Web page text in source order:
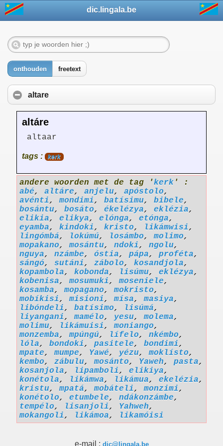
dic.lingala.be
onthouden freetext
altare
altáre
altaar
tags : kerk
andere woorden met de tag 'kerk ' :
abé, altáre, anjelu, apóstolo,
avénti,mondimi, batísimu, bibele,
bosántu, bosáto, ékelézya, eklézia,
elikia, elikya, elónga, etónga,
eyamba, kindoki, kristo, likámwisi,
lingómbá, lokúmú, losámbo,molimo,
mopakano,mosántu, ndoki, ngolu,
nguya, nzámbe, óstia, pápa, proféta,
sángó, sutáni, zábolo, kosandjola,
kopambola, kobonda, lisúmu, eklézya,
kobenisa,mosumuki,moseniele,
kosamba,mopagano,mokristo,
mobíkisi,misioni,mísa,masiya,
libóndeli, batísimo, lisúmá,
liyangani,mamélo, yesu,molema,
molimu, likámuisi,moniango,
monzemba,mpúngú, lífelo, nkémbo,
lóla, bondoki, pasitele, bondimi,
mpate,mumpe, Yawé, yézu,moklísto,
kembo, zábulu,mosánto, Yaweh, pasta,
kosanjola, lipamboli, elikiya,
konétola, likámwa, likámua, ekelézia,
kristu,mpatá,mobáteli,monzimi,
konétolo, etumbele, ndákonzámbe,
tempélo, lisanjoli, Yahweh,
mokangoli, likámoa, likamóisi
e-mail : dic@lingala.be